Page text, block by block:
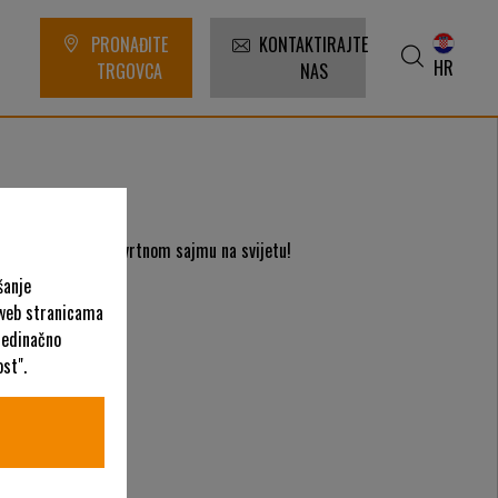
PRONAĐITE
TRGOVCA
KONTAKTIRAJTE
NAS
HR
- najvećem vrtnom sajmu na svijetu!
stranicama